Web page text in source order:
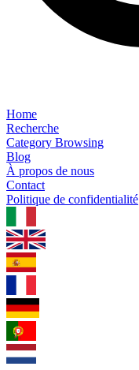
Home
Recherche
Category Browsing
Blog
À propos de nous
Contact
Politique de confidentialité